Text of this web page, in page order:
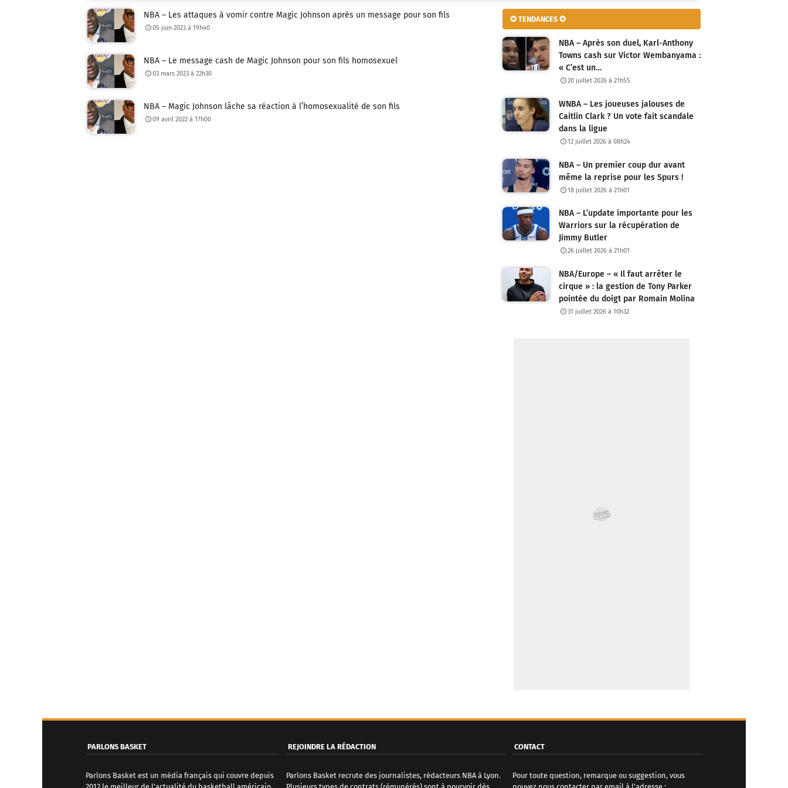
NBA – Les attaques à vomir contre Magic Johnson après un message pour son fils
05 juin 2023 à 19h40
NBA – Le message cash de Magic Johnson pour son fils homosexuel
03 mars 2023 à 22h30
NBA – Magic Johnson lâche sa réaction à l’homosexualité de son fils
09 avril 2022 à 17h00
✪ TENDANCES ✪
NBA – Après son duel, Karl-Anthony
Towns cash sur Victor Wembanyama :
« C’est un…
20 juillet 2026 à 21h55
WNBA – Les joueuses jalouses de
Caitlin Clark ? Un vote fait scandale
dans la ligue
12 juillet 2026 à 08h24
NBA – Un premier coup dur avant
même la reprise pour les Spurs !
18 juillet 2026 à 21h01
NBA – L’update importante pour les
Warriors sur la récupération de
Jimmy Butler
26 juillet 2026 à 21h01
NBA/Europe – « Il faut arrêter le
cirque » : la gestion de Tony Parker
pointée du doigt par Romain Molina
31 juillet 2026 à 10h32
PARLONS BASKET
Parlons Basket est un média français qui couvre depuis
REJOINDRE LA RÉDACTION
Parlons Basket recrute des journalistes, rédacteurs NBA à Lyon.
CONTACT
Pour toute question, remarque ou suggestion, vous